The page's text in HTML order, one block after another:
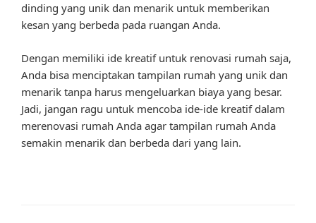
dinding yang unik dan menarik untuk memberikan
kesan yang berbeda pada ruangan Anda.
Dengan memiliki ide kreatif untuk renovasi rumah saja,
Anda bisa menciptakan tampilan rumah yang unik dan
menarik tanpa harus mengeluarkan biaya yang besar.
Jadi, jangan ragu untuk mencoba ide-ide kreatif dalam
merenovasi rumah Anda agar tampilan rumah Anda
semakin menarik dan berbeda dari yang lain.